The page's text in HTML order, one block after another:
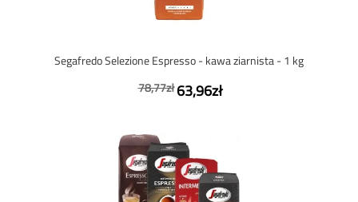
Segafredo Selezione Espresso - kawa ziarnista - 1 kg
78,77zł 63,96zł